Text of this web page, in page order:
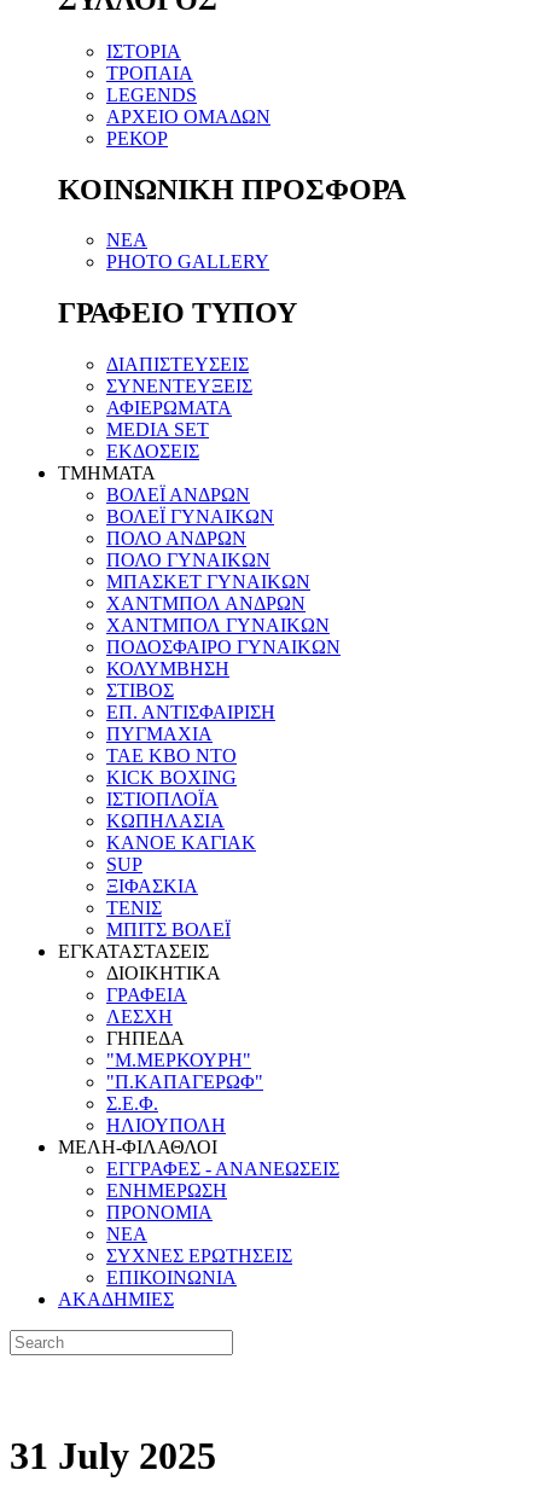
ΙΣΤΟΡΙΑ
ΤΡΟΠΑΙΑ
LEGENDS
ΑΡΧΕΙΟ ΟΜΑΔΩΝ
ΡΕΚΟΡ
ΚΟΙΝΩΝΙΚΗ ΠΡΟΣΦΟΡΑ
NEA
PHOTO GALLERY
ΓΡΑΦΕΙΟ ΤΥΠΟΥ
ΔΙΑΠΙΣΤΕΥΣΕΙΣ
ΣΥΝΕΝΤΕΥΞΕΙΣ
ΑΦΙΕΡΩΜΑΤΑ
MEDIA SET
ΕΚΔΟΣΕΙΣ
TMHMATA
ΒΟΛΕΪ ΑΝΔΡΩΝ
ΒΟΛΕΪ ΓΥΝΑΙΚΩΝ
ΠΟΛΟ ΑΝΔΡΩΝ
ΠΟΛΟ ΓΥΝΑΙΚΩΝ
ΜΠΑΣΚΕΤ ΓΥΝΑΙΚΩΝ
ΧΑΝΤΜΠΟΛ ΑΝΔΡΩΝ
ΧΑΝΤΜΠΟΛ ΓΥΝΑΙΚΩΝ
ΠΟΔΟΣΦΑΙΡΟ ΓΥΝΑΙΚΩΝ
ΚΟΛΥΜΒΗΣΗ
ΣΤΙΒΟΣ
ΕΠ. ΑΝΤΙΣΦΑΙΡΙΣΗ
ΠΥΓΜΑΧΙΑ
TAE KBO NTO
KICK BOXING
ΙΣΤΙΟΠΛΟΪΑ
ΚΩΠΗΛΑΣΙΑ
ΚΑΝΟΕ ΚΑΓΙΑΚ
SUP
ΞΙΦΑΣΚΙΑ
ΤΕΝΙΣ
ΜΠΙΤΣ ΒΟΛΕΪ
ΕΓΚΑΤΑΣΤΑΣΕΙΣ
ΔΙΟΙΚΗΤΙΚΑ
ΓΡΑΦΕΙΑ
ΛΕΣΧΗ
ΓΗΠΕΔΑ
"Μ.ΜΕΡΚΟΥΡΗ"
"Π.ΚΑΠΑΓΕΡΩΦ"
Σ.Ε.Φ.
ΗΛΙΟΥΠΟΛΗ
ΜΕΛΗ-ΦΙΛΑΘΛΟΙ
ΕΓΓΡΑΦΕΣ - ΑΝΑΝΕΩΣΕΙΣ
ΕΝΗΜΕΡΩΣΗ
ΠΡΟΝΟΜΙΑ
NEA
ΣΥΧΝΕΣ ΕΡΩΤΗΣΕΙΣ
ΕΠΙΚΟΙΝΩΝΙΑ
ΑΚΑΔΗΜΙΕΣ
31 July 2025